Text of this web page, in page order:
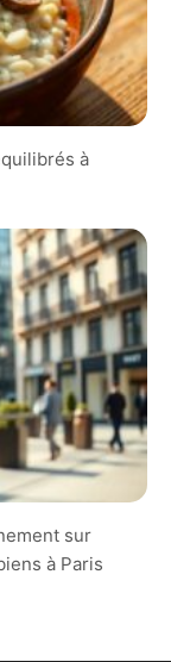
à
sur
à Paris